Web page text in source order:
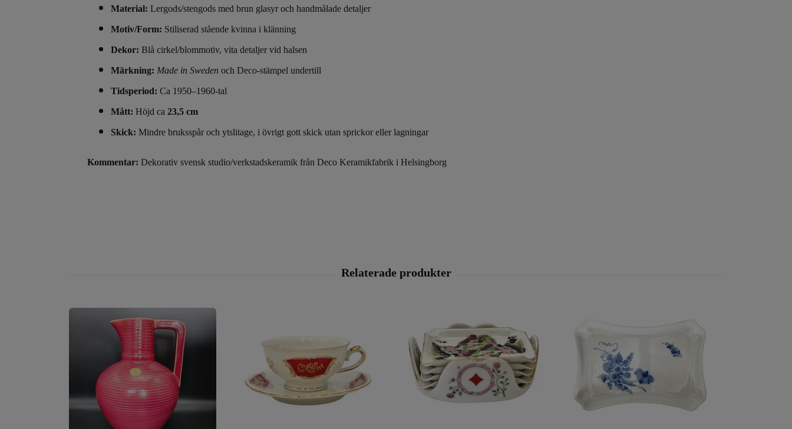
Material: Lergods/stengods med brun glasyr och handmålade detaljer
Motiv/Form: Stiliserad stående kvinna i klänning
Dekor: Blå cirkel/blommotiv, vita detaljer vid halsen
Märkning: Made in Sweden och Deco-stämpel undertill
Tidsperiod: Ca 1950–1960-tal
Mått: Höjd ca 23,5 cm
Skick: Mindre bruksspår och ytslitage, i övrigt gott skick utan sprickor eller lagningar
Kommentar: Dekorativ svensk studio/verkstadskeramik från Deco Keramikfabrik i Helsingborg